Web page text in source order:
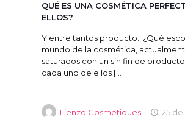
QUÉ ES UNA COSMÉTICA
ELLOS?
Y entre tantos producto…¿Qué
mundo de la cosmética,
saturados con un sin fin de
cada uno de ellos […]
Lienzo Cosmetiques
25